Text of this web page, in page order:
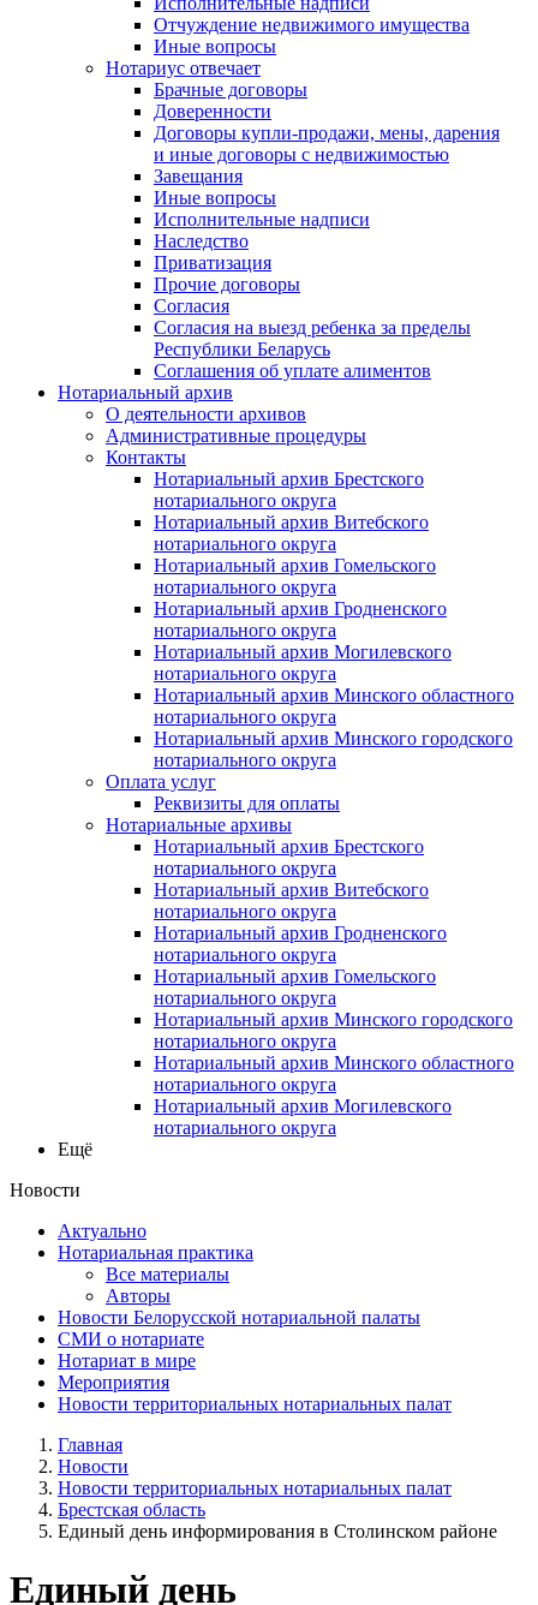
Отчуждение недвижимого имущества
Иные вопросы
Нотариус отвечает
Брачные договоры
Доверенности
Договоры купли-продажи, мены, дарения
и иные договоры с недвижимостью
Завещания
Иные вопросы
Исполнительные надписи
Наследство
Приватизация
Прочие договоры
Согласия
Согласия на выезд ребенка за пределы
Республики Беларусь
Соглашения об уплате алиментов
Нотариальный архив
О деятельности архивов
Административные процедуры
Контакты
Нотариальный архив Брестского
нотариального округа
Нотариальный архив Витебского
нотариального округа
Нотариальный архив Гомельского
нотариального округа
Нотариальный архив Гродненского
нотариального округа
Нотариальный архив Могилевского
нотариального округа
Нотариальный архив Минского областного
нотариального округа
Нотариальный архив Минского городского
нотариального округа
Оплата услуг
Реквизиты для оплаты
Нотариальные архивы
Нотариальный архив Брестского
нотариального округа
Нотариальный архив Витебского
нотариального округа
Нотариальный архив Гродненского
нотариального округа
Нотариальный архив Гомельского
нотариального округа
Нотариальный архив Минского городского
нотариального округа
Нотариальный архив Минского областного
нотариального округа
Нотариальный архив Могилевского
нотариального округа
Ещё
Новости
Актуально
Нотариальная практика
Все материалы
Авторы
Новости Белорусской нотариальной палаты
СМИ о нотариате
Нотариат в мире
Мероприятия
Новости территориальных нотариальных палат
Главная
Новости
Новости территориальных нотариальных палат
Брестская область
Единый день информирования в Столинском районе
Единый день